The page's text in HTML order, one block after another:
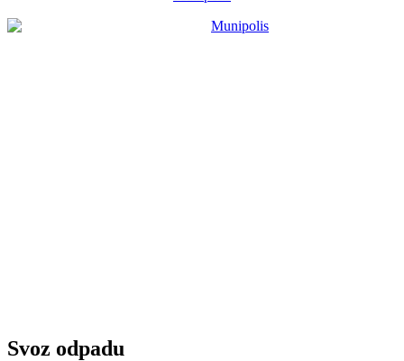
Svoz odpadu